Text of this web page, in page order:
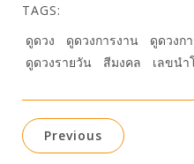
TAGS:
ดูดวง
ดูดวงการงาน ดูดวงก
ดูดวงรายวัน
สีมงคล เลขนำ
Previous